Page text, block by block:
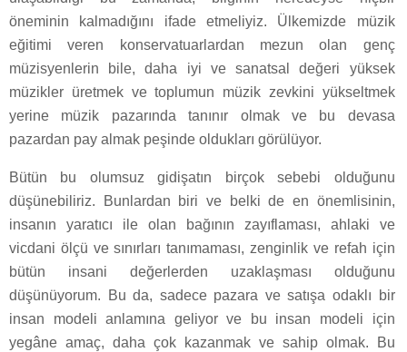
öneminin kalmadığını ifade etmeliyiz. Ülkemizde müzik
eğitimi veren konservatuarlardan mezun olan genç
müzisyenlerin bile, daha iyi ve sanatsal değeri yüksek
müzikler üretmek ve toplumun müzik zevkini yükseltmek
yerine müzik pazarında tanınır olmak ve bu devasa
pazardan pay almak peşinde oldukları görülüyor.
Bütün bu olumsuz gidişatın birçok sebebi olduğunu
düşünebiliriz. Bunlardan biri ve belki de en önemlisinin,
insanın yaratıcı ile olan bağının zayıflaması, ahlaki ve
vicdani ölçü ve sınırları tanımaması, zenginlik ve refah için
bütün insani değerlerden uzaklaşması olduğunu
düşünüyorum. Bu da, sadece pazara ve satışa odaklı bir
insan modeli anlamına geliyor ve bu insan modeli için
yegâne amaç, daha çok kazanmak ve sahip olmak. Bu